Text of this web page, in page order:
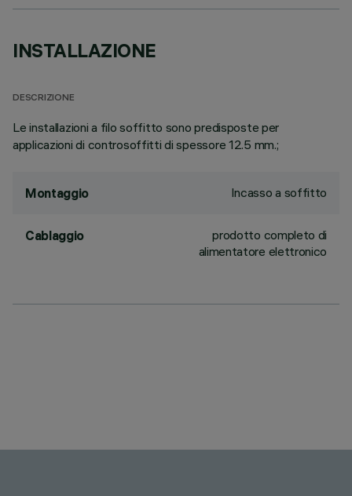
INSTALLAZIONE
DESCRIZIONE
Le installazioni a filo soffitto sono predisposte per
applicazioni di controsoffitti di spessore 12.5 mm.;
Montaggio Incasso a soffitto
Cablaggio
prodotto completo di
alimentatore elettronico